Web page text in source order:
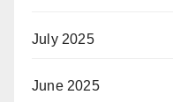
July 2025
June 2025